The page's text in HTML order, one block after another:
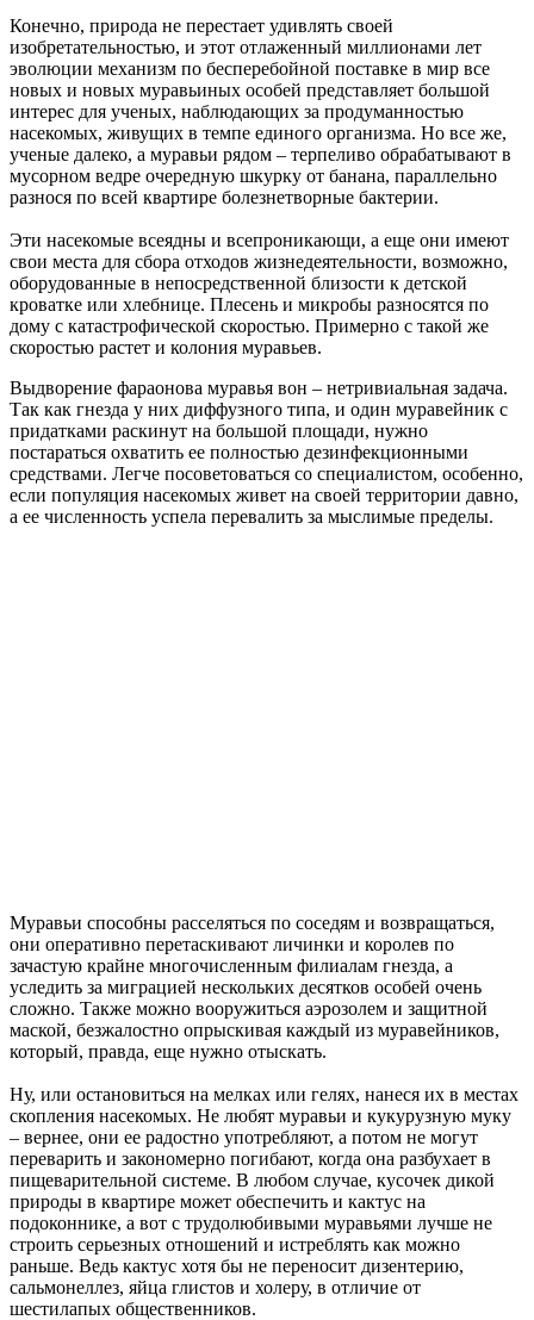
Конечно, природа не перестает удивлять своей
изобретательностью, и этот отлаженный миллионами лет
эволюции механизм по бесперебойной поставке в мир все
новых и новых муравьиных особей представляет большой
интерес для ученых, наблюдающих за продуманностью
насекомых, живущих в темпе единого организма. Но все же,
ученые далеко, а муравьи рядом – терпеливо обрабатывают в
мусорном ведре очередную шкурку от банана, параллельно
разнося по всей квартире болезнетворные бактерии.
Эти насекомые всеядны и всепроникающи, а еще они имеют
свои места для сбора отходов жизнедеятельности, возможно,
оборудованные в непосредственной близости к детской
кроватке или хлебнице. Плесень и микробы разносятся по
дому с катастрофической скоростью. Примерно с такой же
скоростью растет и колония муравьев.
Выдворение фараонова муравья вон – нетривиальная задача.
Так как гнезда у них диффузного типа, и один муравейник с
придатками раскинут на большой площади, нужно
постараться охватить ее полностью дезинфекционными
средствами. Легче посоветоваться со специалистом, особенно,
если популяция насекомых живет на своей территории давно,
а ее численность успела перевалить за мыслимые пределы.
Муравьи способны расселяться по соседям и возвращаться,
они оперативно перетаскивают личинки и королев по
зачастую крайне многочисленным филиалам гнезда, а
уследить за миграцией нескольких десятков особей очень
сложно. Также можно вооружиться аэрозолем и защитной
маской, безжалостно опрыскивая каждый из муравейников,
который, правда, еще нужно отыскать.
Ну, или остановиться на мелках или гелях, нанеся их в местах
скопления насекомых. Не любят муравьи и кукурузную муку
– вернее, они ее радостно употребляют, а потом не могут
переварить и закономерно погибают, когда она разбухает в
пищеварительной системе. В любом случае, кусочек дикой
природы в квартире может обеспечить и кактус на
подоконнике, а вот с трудолюбивыми муравьями лучше не
строить серьезных отношений и истреблять как можно
раньше. Ведь кактус хотя бы не переносит дизентерию,
сальмонеллез, яйца глистов и холеру, в отличие от
шестилапых общественников.